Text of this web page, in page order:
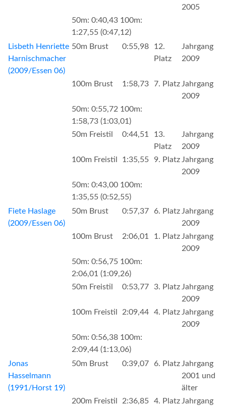
2005
50m: 0:40,43 100m:
1:27,55 (0:47,12)
Lisbeth Henriette
Harnischmacher
(2009/Essen 06)
50m Brust 0:55,98
12.
Platz
Jahrgang
2009
100m Brust 1:58,73 7. PlatzJahrgang
2009
50m: 0:55,72 100m:
1:58,73 (1:03,01)
50m Freistil
0:44,51
13.
Platz
Jahrgang
2009
100m Freistil
1:35,55 9. PlatzJahrgang
2009
50m: 0:43,00 100m:
1:35,55 (0:52,55)
Fiete Haslage
(2009/Essen 06)
50m Brust 0:57,37 6. PlatzJahrgang
2009
100m Brust
2:06,01 1. PlatzJahrgang
2009
50m: 0:56,75 100m:
2:06,01 (1:09,26)
50m Freistil
0:53,77 3. PlatzJahrgang
2009
100m Freistil
2:09,44 4. PlatzJahrgang
2009
50m: 0:56,38 100m:
2:09,44 (1:13,06)
Jonas
Hasselmann
(1991/Horst 19)
50m Brust 0:39,07 6. PlatzJahrgang
2001 und
älter
200m Freistil
2:36,85 4. PlatzJahrgang